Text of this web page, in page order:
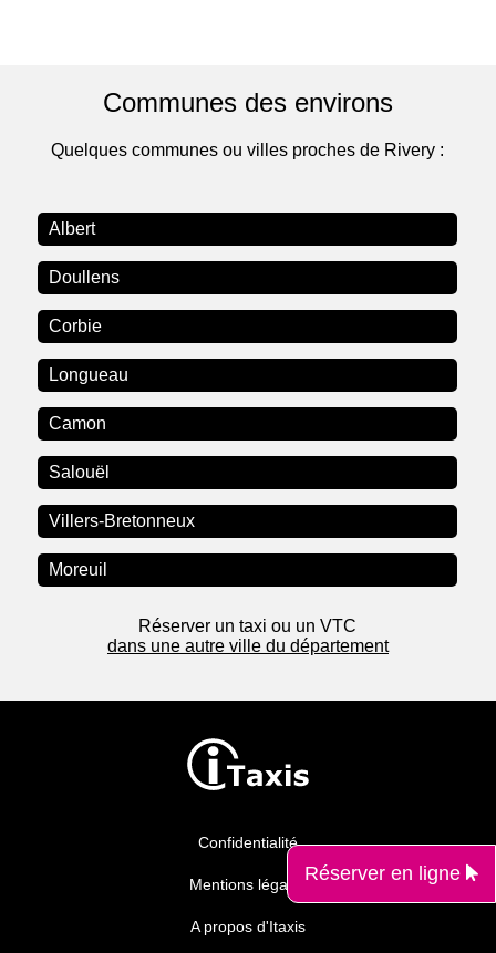
Communes des environs
Quelques communes ou villes proches de Rivery :
Albert
Doullens
Corbie
Longueau
Camon
Salouël
Villers-Bretonneux
Moreuil
Réserver un taxi ou un VTC
dans une autre ville du département
Confidentialité
Mentions légales
A propos d'Itaxis
Réserver en ligne